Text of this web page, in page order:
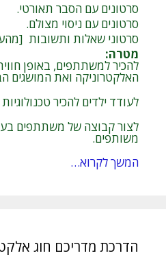
סרטונים עם הסבר תאורטי.
סרטונים עם ניסוי מצולם.
סרטוני שאלות ותשובות
מטרה:
להכיר למשתתפים, באופן
האלקטרוניקה ואת המושגים
לעודד ילדים להכיר
לצור קבוצה של משתתפים
משותפים.
המשך לקרוא…
הדרכת מדריכם חוג